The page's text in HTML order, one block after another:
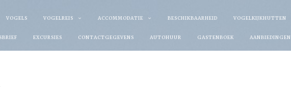
VOGELS VOGELREIS ACCOMMODATIE BESCHIKBAARHEID VOGELKIJKHUTTEN
EXCURSIES CONTACTGEGEVENS AUTOHUUR GASTENBOEK AANBIEDINGEN